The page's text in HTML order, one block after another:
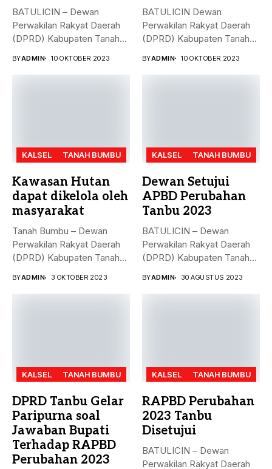
BATULICIN – Dewan
Perwakilan Rakyat Daerah
(DPRD) Kabupaten Tanah
BYADMIN 10 OKTOBER 2023
BATULICIN Dewan
Perwakilan Rakyat Daerah
(DPRD) Kabupaten Tanah
BYADMIN 10 OKTOBER 2023
KALSEL TANAH BUMBU
Kawasan Hutan
dapat dikelola oleh
masyarakat
Tanah Bumbu – Dewan
Perwakilan Rakyat Daerah
(DPRD) Kabupaten Tanah
BYADMIN 3 OKTOBER 2023
KALSEL TANAH BUMBU
Dewan Setujui
APBD Perubahan
Tanbu 2023
BATULICIN – Dewan
Perwakilan Rakyat Daerah
(DPRD) Kabupaten Tanah
BYADMIN 30 AGUSTUS 2023
KALSEL TANAH BUMBU
DPRD Tanbu Gelar
Paripurna soal
Jawaban Bupati
Terhadap RAPBD
Perubahan 2023
KALSEL TANAH BUMBU
RAPBD Perubahan
2023 Tanbu
Disetujui
BATULICIN – Dewan
Perwakilan Rakyat Daerah